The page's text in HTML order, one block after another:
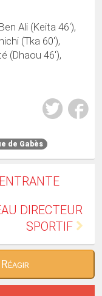
Ali (Keita 46'),
(Tka 60'),
(Dhaou 46'),
de Gabès
DIRECTEUR
SPORTIF